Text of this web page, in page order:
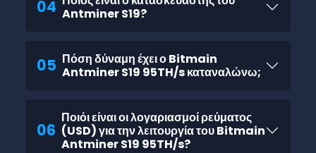
04 Antminer S19?
05 Πόση δύναμη έχει ο Bitmain
Antminer S19 95TH/s καταναλώνω;
06
Ποιόι είναι οι λογαριασμοί ρεύματος
(USD) για την λειτουργία του Bitmain
Antminer S19 95TH/s?